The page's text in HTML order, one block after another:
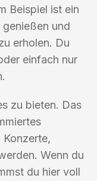
Beispiel ist ein
und
erholen. Du
einfach nur
zu bieten. Das
Konzerte,
Wenn du
du hier voll